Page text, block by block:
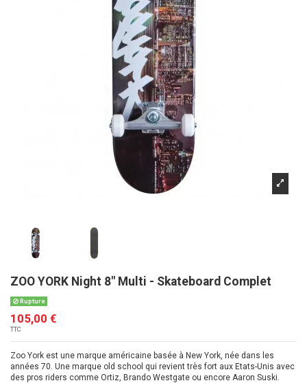
ZOO YORK Night 8" Multi - Skateboard Complet
Rupture
105,00 €
TTC
Zoo York est une marque américaine basée à New York, née dans les
années 70. Une marque old school qui revient très fort aux Etats-Unis avec
des pros riders comme Ortiz, Brando Westgate ou encore Aaron Suski.